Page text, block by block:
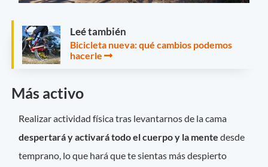
Leé también
Bicicleta nueva: qué cambios podemos
hacerle
Más activo
Realizar actividad física tras levantarnos de la cama
despertará y activará todo el cuerpoy la mente desde
temprano, lo que hará que te sientas más despierto